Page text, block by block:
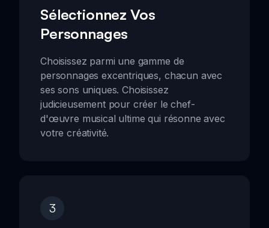
Sélectionnez Vos
Personnages
Choisissez parmi une gamme de
personnages excentriques, chacun avec
ses sons uniques. Choisissez
judicieusement pour créer le chef-
d'œuvre musical ultime qui résonne avec
votre créativité.
3